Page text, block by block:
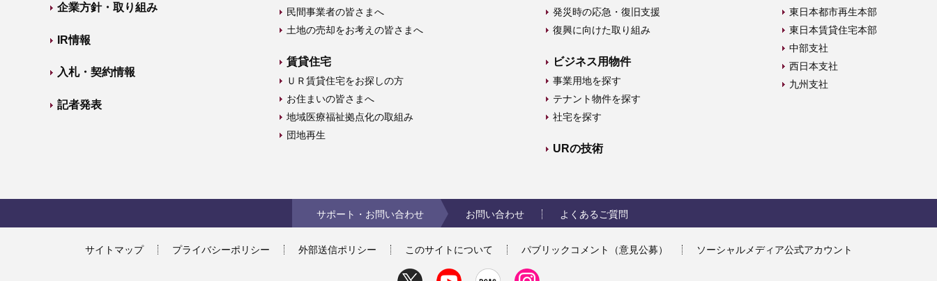
企業方針・取り組み
IR情報
入札・契約情報
記者発表
民間事業者の皆さまへ
土地の売却をお考えの皆さまへ
賃貸住宅
ＵＲ賃貸住宅をお探しの方
お住まいの皆さまへ
地域医療福祉拠点化の取組み
団地再生
発災時の応急・復旧支援
復興に向けた取り組み
ビジネス用物件
事業用地を探す
テナント物件を探す
社宅を探す
URの技術
東日本都市再生本部
東日本賃貸住宅本部
中部支社
西日本支社
九州支社
サポート・お問い合わせ お問い合わせ よくあるご質問
サイトマップ プライバシーポリシー 外部送信ポリシー このサイトについて パブリックコメント（意見公募） ソーシャルメディア公式アカウント